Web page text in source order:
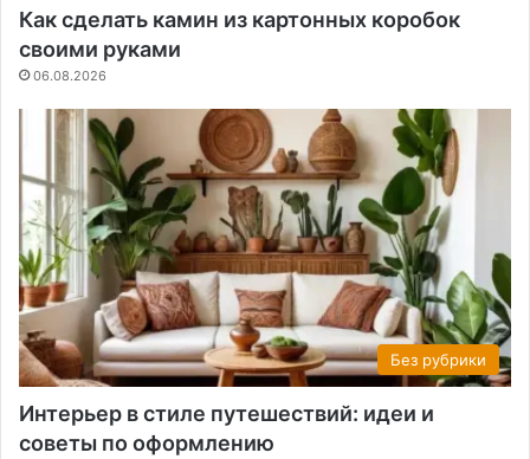
Как сделать камин из картонных коробок
своими руками
06.08.2026
Без рубрики
Интерьер в стиле путешествий: идеи и
советы по оформлению